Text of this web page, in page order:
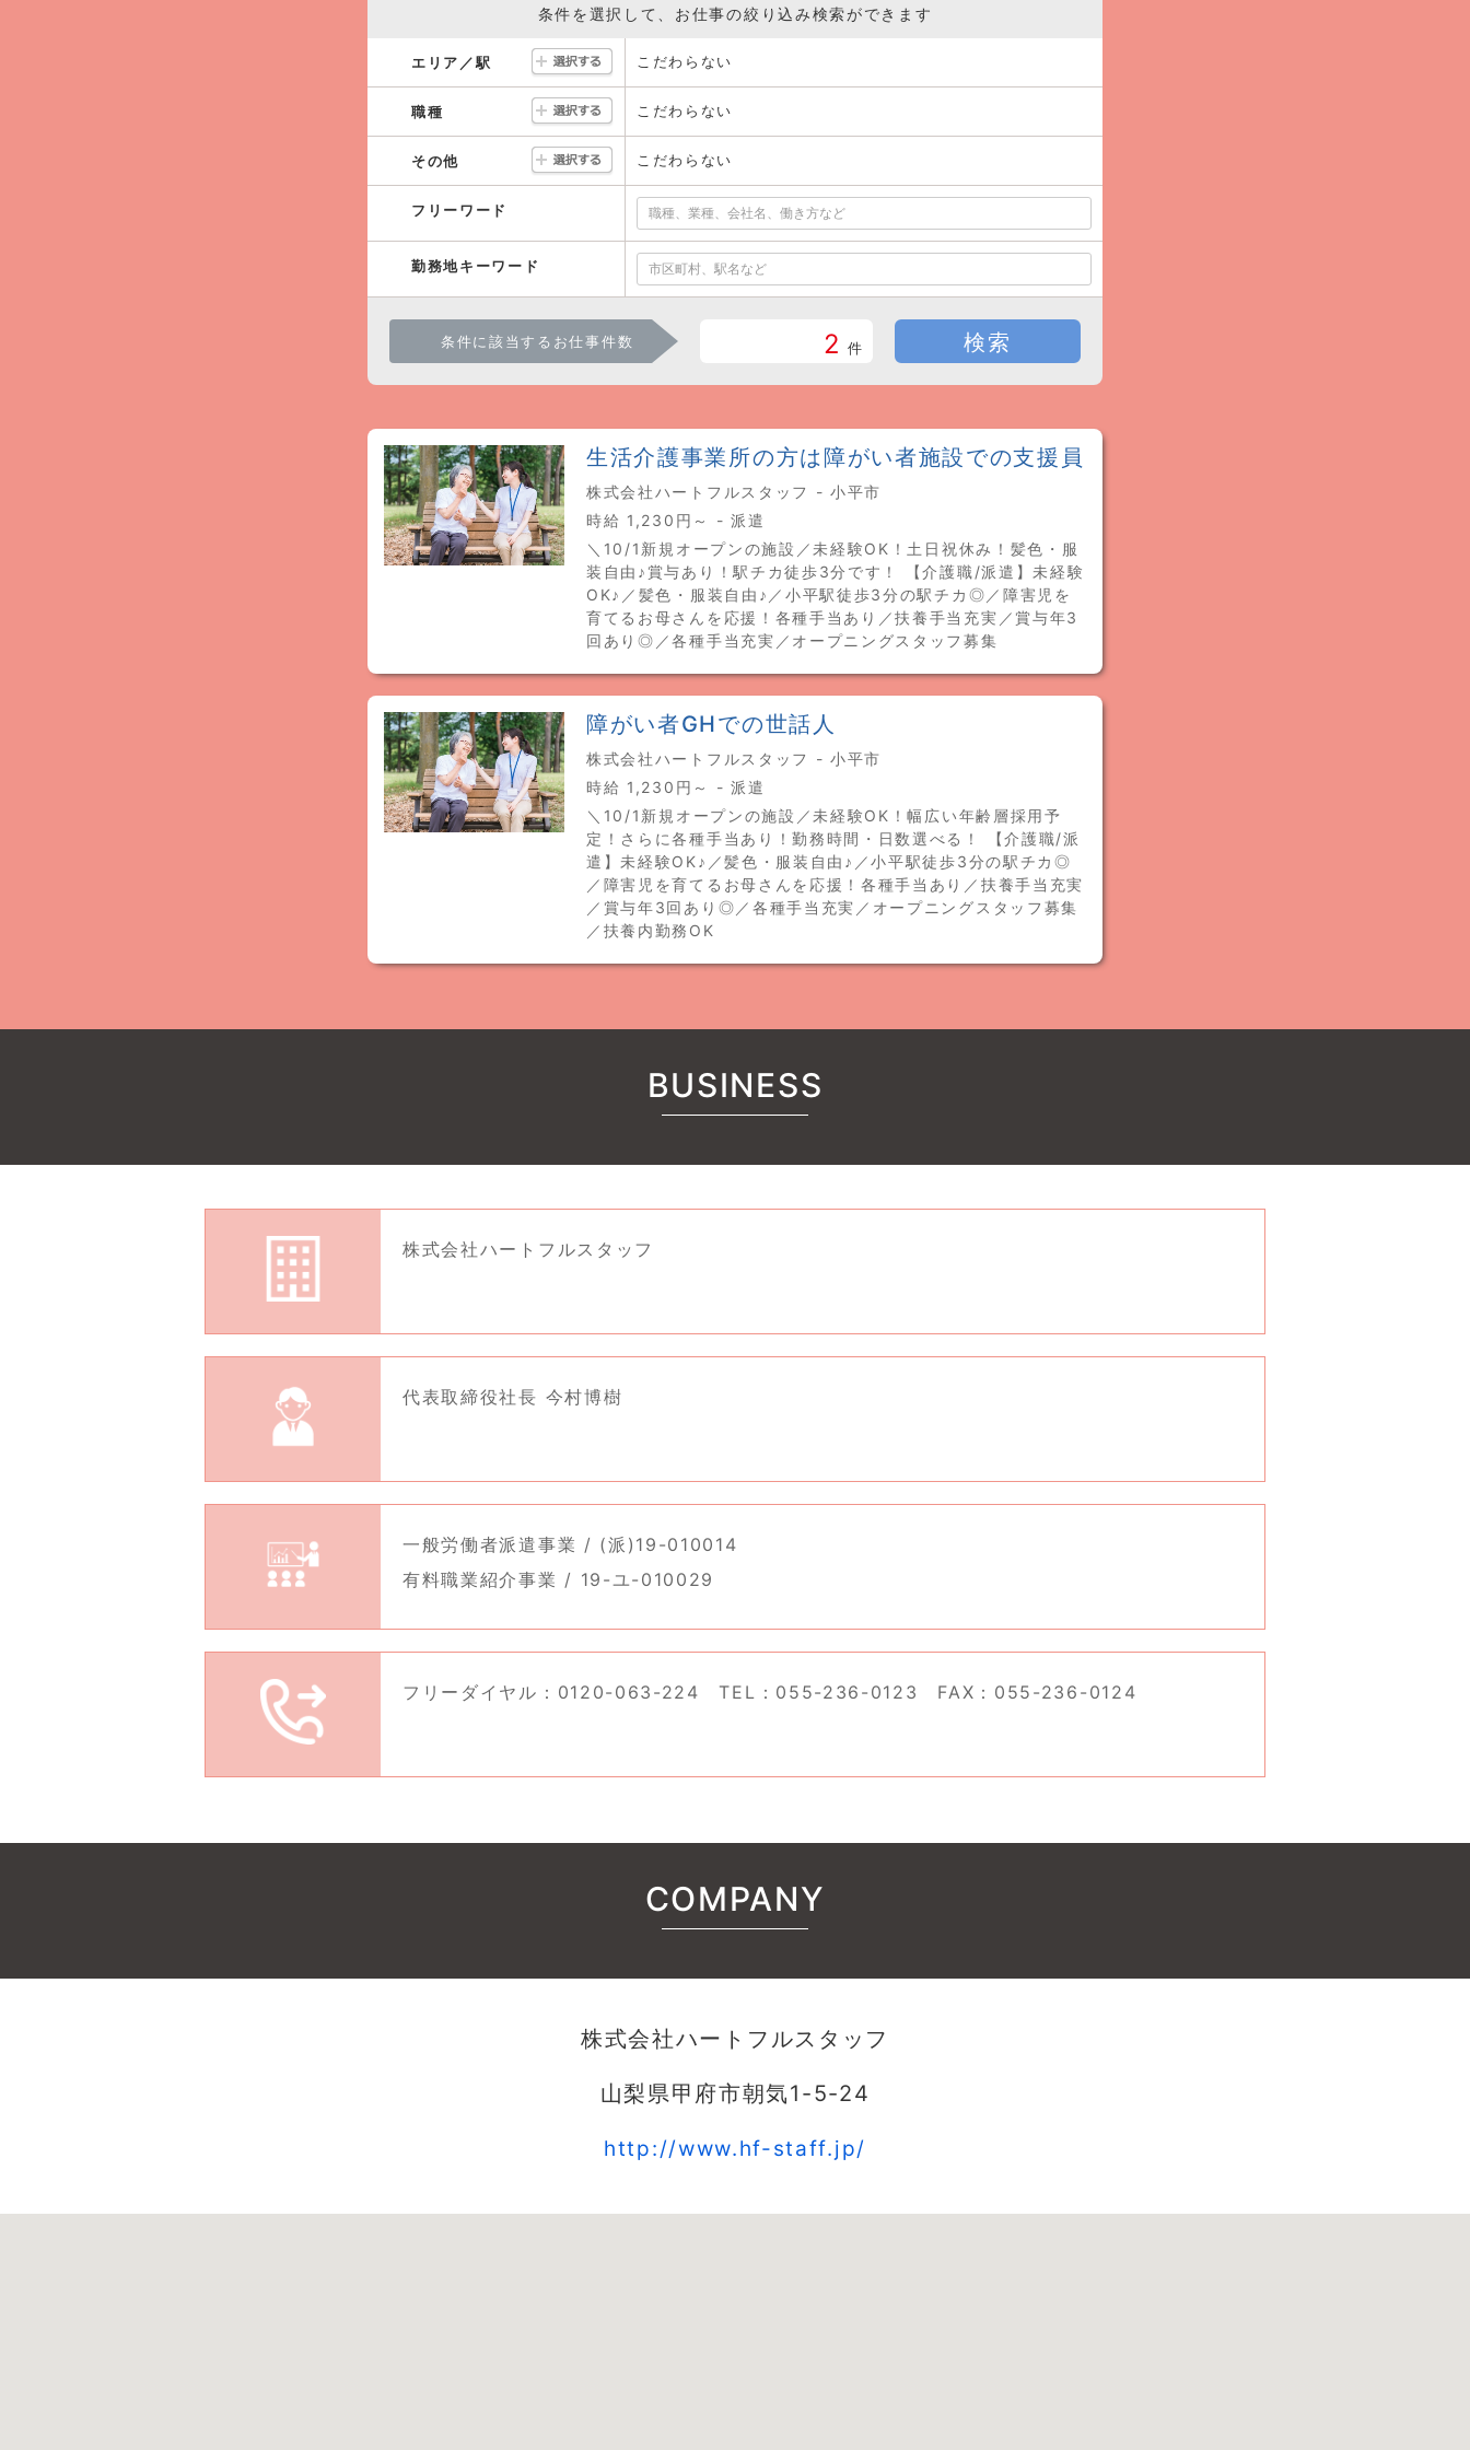
条件を選択して、お仕事の絞り込み検索ができます
エリア／駅 こだわらない
職種 こだわらない
その他 こだわらない
フリーワード
勤務地キーワード
条件に該当するお仕事件数 2 件 検索
生活介護事業所の方は障がい者施設での支援員
株式会社ハートフルスタッフ - 小平市
時給 1,230円～ - 派遣
＼10/1新規オープンの施設／未経験OK！土日祝休み！髪色・服
装自由♪賞与あり！駅チカ徒歩3分です！ 【介護職/派遣】未経験
OK♪／髪色・服装自由♪／小平駅徒歩3分の駅チカ◎／障害児を
育てるお母さんを応援！各種手当あり／扶養手当充実／賞与年3
回あり◎／各種手当充実／オープニングスタッフ募集
障がい者GHでの世話人
株式会社ハートフルスタッフ - 小平市
時給 1,230円～ - 派遣
＼10/1新規オープンの施設／未経験OK！幅広い年齢層採用予
定！さらに各種手当あり！勤務時間・日数選べる！ 【介護職/派
遣】未経験OK♪／髪色・服装自由♪／小平駅徒歩3分の駅チカ◎
／障害児を育てるお母さんを応援！各種手当あり／扶養手当充実
／賞与年3回あり◎／各種手当充実／オープニングスタッフ募集
／扶養内勤務OK
BUSINESS
株式会社ハートフルスタッフ
代表取締役社長 今村博樹
一般労働者派遣事業 / (派)19-010014
有料職業紹介事業 / 19-ユ-010029
フリーダイヤル：0120-063-224 TEL：055-236-0123 FAX：055-236-0124
COMPANY
株式会社ハートフルスタッフ
山梨県甲府市朝気1-5-24
http://www.hf-staff.jp/